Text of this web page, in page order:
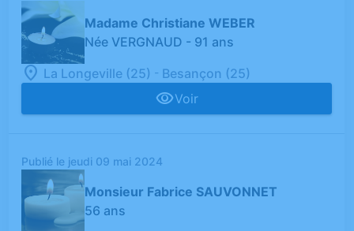
Madame Christiane WEBER
Née VERGNAUD - 91 ans
La Longeville (25) - Besançon (25)
Voir
Publié le jeudi 09 mai 2024
Monsieur Fabrice SAUVONNET
56 ans